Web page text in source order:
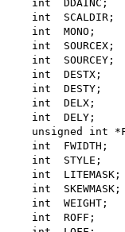
int  DDAINC;
int  SCALDIR;
int  MONO;
int  SOURCEX;
int  SOURCEY;
int  DESTX;
int  DESTY;
int  DELX;
int  DELY;
unsigned int
int  FWIDTH;
int  STYLE;
int
int
int  WEIGHT;
int  ROFF;